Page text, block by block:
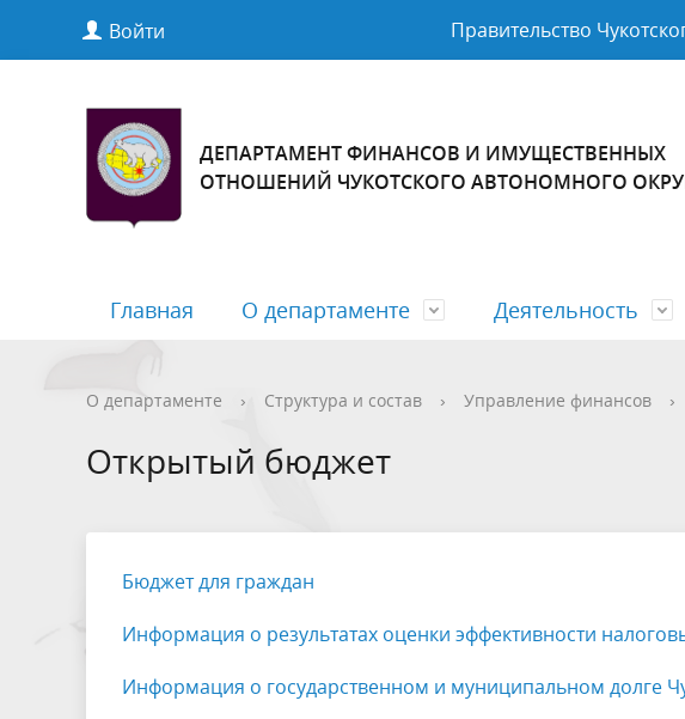
Войти Правительство
ДЕПАРТАМЕНТ ФИНАНСОВ И ИМУЩЕСТВЕННЫХ
ОТНОШЕНИЙ ЧУКОТСКОГО АВТОНОМНОГО
Главная О департаменте
Основные сведения Структура и состав
Вакансии
Деятельность
Финансовая грамотность Государственные
Нормативные правовые акты
Проекты нормативных
Окружной бюджет Межбюджетные
Государственный (муниципальный)
О департаменте › Структура и состав › Управление финансов ›
Открытый бюджет
Бюджет для граждан
Информация о результатах оценки эффективности
Информация о государственном и муниципальном долге